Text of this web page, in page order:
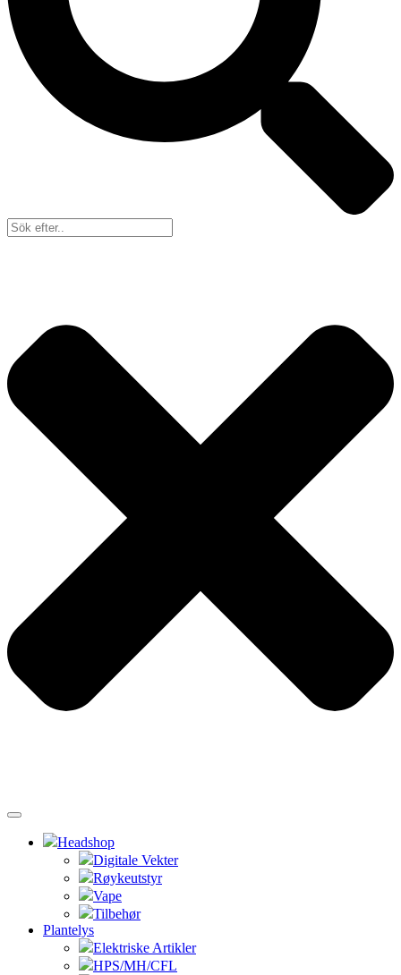
Headshop
Digitale Vekter
Røykeutstyr
Vape
Tilbehør
Plantelys
Elektriske Artikler
HPS/MH/CFL